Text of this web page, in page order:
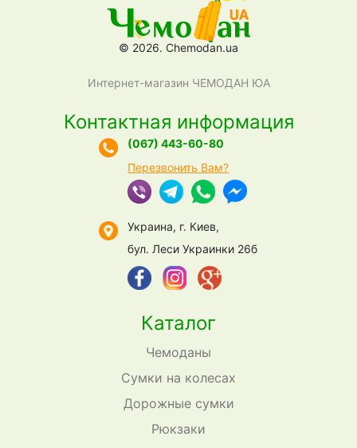
© 2026. Chemodan.ua
Интернет-магазин ЧЕМОДАН ЮА
Каталог
Чемоданы
Сумки на колесах
Дорожные сумки
Рюкзаки
Контактная информация
(067) 443-60-80
Перезвонить Вам?
Украина, г. Киев,
бул. Леси Украинки 26б